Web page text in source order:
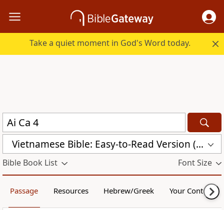
Take a quiet moment in God's Word today.
Vietnamese Bible: Easy-to-Read Version (BPT)
Bible Book List Font Size
Passage Resources Hebrew/Greek Your Content